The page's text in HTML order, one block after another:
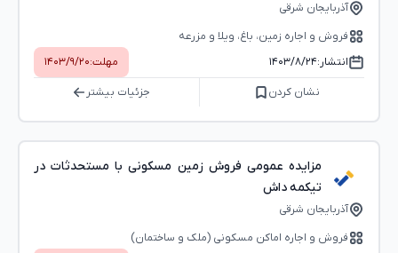
آذربایجان شرقی
فروش و اجاره زمین، باغ، ویلا و مزرعه
انتشار:۱۴۰۳/۸/۲۴ مهلت:۱۴۰۳/۹/۲۰
نشان کردن جزئیات بیشتر
مزایده عمومی فروش زمین مسکونی با مستحدثات در
تیکمه داش
آذربایجان شرقی
فروش و اجاره اماکن مسکونی (ملک و ساختمان)